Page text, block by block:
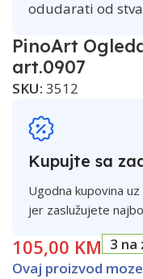
odudarati od
PinoArt
art.0907
SKU: 3512
Kupujte sa
Ugodna kupovina
jer zaslužujete
105,00 KM 3 na
Ovaj proizvod